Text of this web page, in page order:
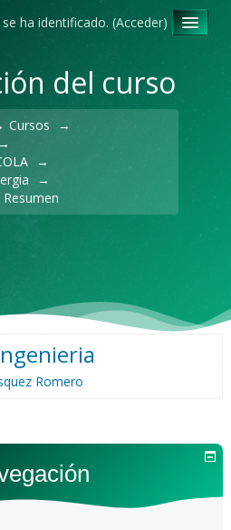
ha identificado. (Acceder)
del curso
Cursos
→
→
→
→
Resumen
Romero